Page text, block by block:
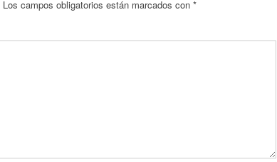
Los campos obligatorios están marcados con *